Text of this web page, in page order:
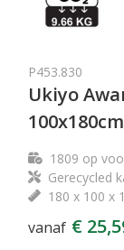
P453.830
Ukiyo
100x180cm
1809 op
Gerecycled
180 x 100 x
vanaf €